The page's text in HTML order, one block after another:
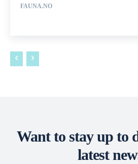
FAUNA.NO
Want to stay up to
latest